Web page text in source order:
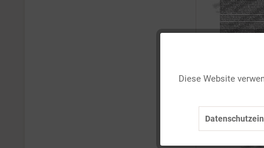
Diese Website